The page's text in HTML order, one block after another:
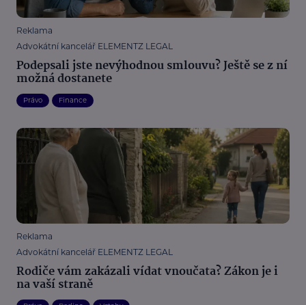
Reklama
Advokátní kancelář ELEMENTZ LEGAL
Podepsali jste nevýhodnou smlouvu? Ještě se z ní
možná dostanete
Právo Finance
Reklama
Advokátní kancelář ELEMENTZ LEGAL
Rodiče vám zakázali vídat vnoučata? Zákon je i
na vaší straně